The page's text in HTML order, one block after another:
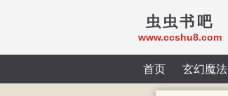
虫虫书吧
www.ccshu8.com
首页 玄幻魔法